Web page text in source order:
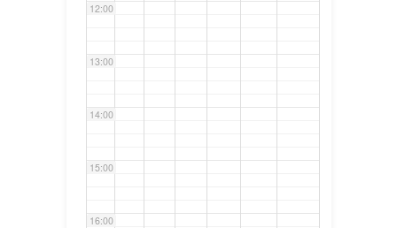
12:00
13:00
14:00
15:00
16:00